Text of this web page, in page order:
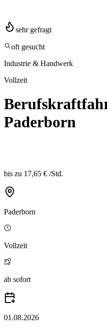
sehr gefragt
oft gesucht
Industrie & Handwerk
Vollzeit
Paderborn
bis zu 17,65 € /Std.
Paderborn
Vollzeit
ab sofort
01.08.2026